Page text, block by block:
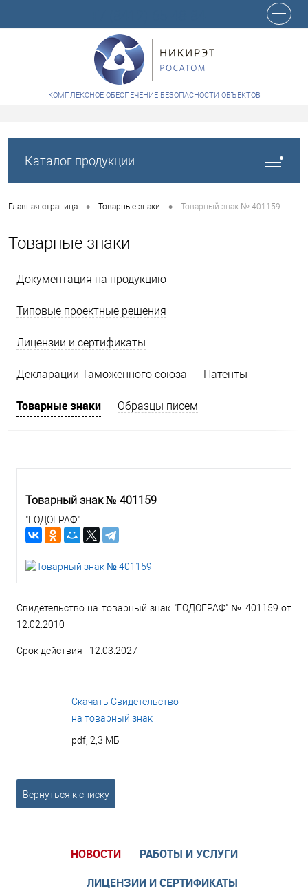
КОМПЛЕКСНОЕ ОБЕСПЕЧЕНИЕ БЕЗОПАСНОСТИ ОБЪЕКТОВ
Каталог продукции
Главная страница • Товарные знаки • Товарный знак № 401159
Товарные знаки
Документация на продукцию
Типовые проектные решения
Лицензии и сертификаты
Декларации Таможенного союза Патенты
Товарные знаки Образцы писем
Товарный знак № 401159
"ГОДОГРАФ"
Свидетельство на товарный знак "ГОДОГРАФ" № 401159 от
12.02.2010
Срок действия - 12.03.2027
Скачать Свидетельство
на товарный знак
pdf, 2,3 МБ
Вернуться к списку
НОВОСТИ
РАБОТЫ И УСЛУГИ
ЛИЦЕНЗИИ И СЕРТИФИКАТЫ